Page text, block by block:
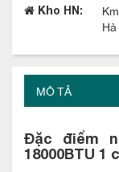
Kho HN:
Hà
MÔ TẢ
Đặc điểm
18000BTU 1